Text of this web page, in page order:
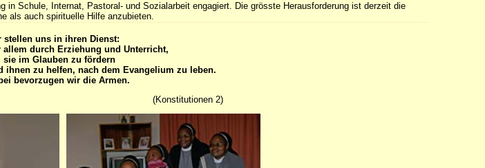
in Schule, Internat, Pastoral- und Sozialarbeit engagiert. Die grösste Herausforderung ist derzeit die
als auch spirituelle Hilfe anzubieten.
stellen uns in ihren Dienst:
allem durch Erziehung und Unterricht,
sie im Glauben zu fördern
ihnen zu helfen, nach dem Evangelium zu leben.
bevorzugen wir die Armen.
(Konstitutionen 2)